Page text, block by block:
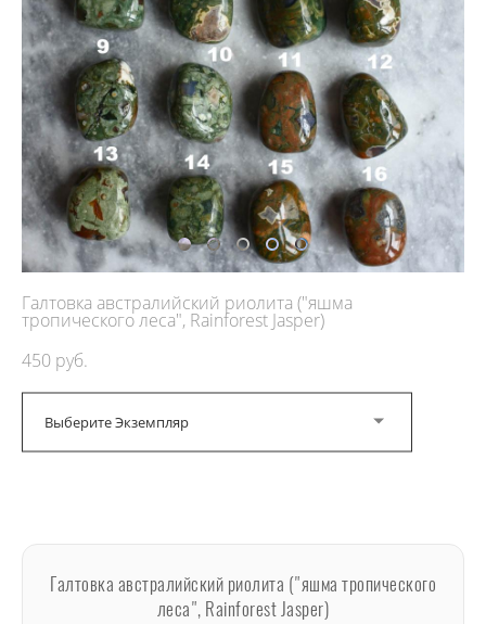
Галтовка австралийский риолита ("яшма
тропического леса", Rainforest Jasper)
450 pуб.
Выберите Экземпляр
Галтовка австралийский риолита ("яшма тропического
леса", Rainforest Jasper)